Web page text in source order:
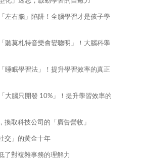
左右腦」陷阱！全腦學習才是孩子學
聽莫札特音樂會變聰明」！大腦科學
睡眠學習法」！提升學習效率的真正
大腦只開發 10%」！提升學習效率的
換取科技公司的「廣告營收」
交」的黃金十年
了對複雜事務的理解力